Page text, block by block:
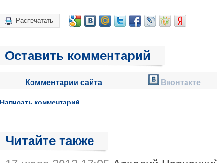
Распечатать
Оставить комментарий
Комментарии сайта Вконтакте
Написать комментарий
Читайте также